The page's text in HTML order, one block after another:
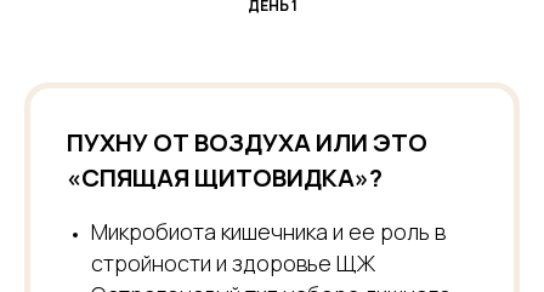
ДЕНЬ 1
ПУХНУ ОТ ВОЗДУХА ИЛИ ЭТО
«СПЯЩАЯ ЩИТОВИДКА»?
Микробиота кишечника и ее роль в
стройности и здоровье ЩЖ